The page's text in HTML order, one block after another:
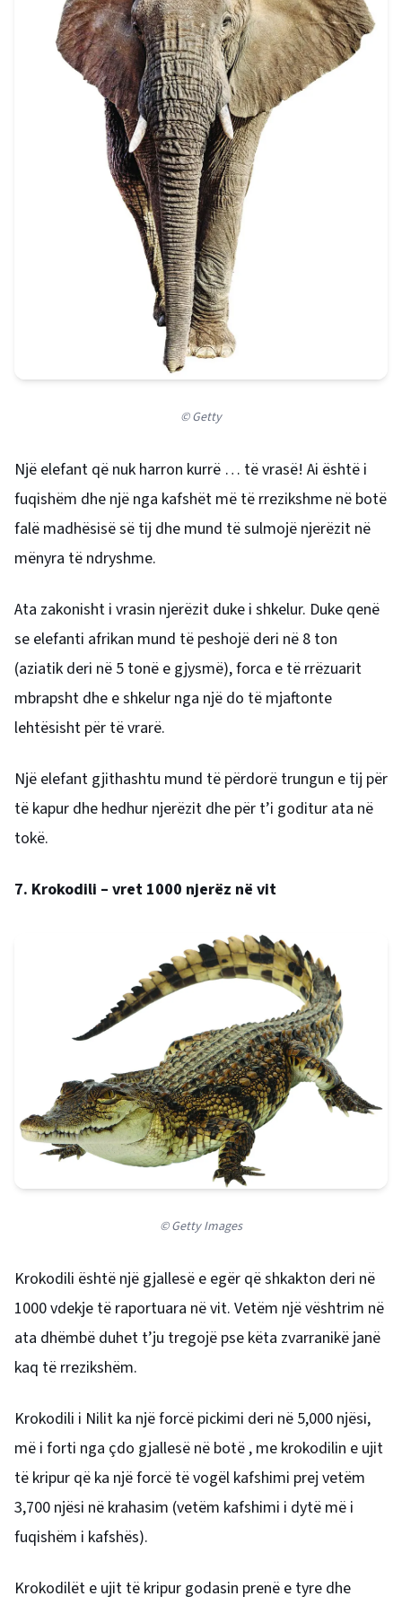
© Getty
Një elefant që nuk harron kurrë … të vrasë! Ai është i
fuqishëm dhe një nga kafshët më të rrezikshme në botë
falë madhësisë së tij dhe mund të sulmojë njerëzit në
mënyra të ndryshme.
Ata zakonisht i vrasin njerëzit duke i shkelur. Duke qenë
se elefanti afrikan mund të peshojë deri në 8 ton
(aziatik deri në 5 tonë e gjysmë), forca e të rrëzuarit
mbrapsht dhe e shkelur nga një do të mjaftonte
lehtësisht për të vrarë.
Një elefant gjithashtu mund të përdorë trungun e tij për
të kapur dhe hedhur njerëzit dhe për t’i goditur ata në
tokë.
7. Krokodili – vret 1000 njerëz në vit
© Getty Images
Krokodili është një gjallesë e egër që shkakton deri në
1000 vdekje të raportuara në vit. Vetëm një vështrim në
ata dhëmbë duhet t’ju tregojë pse këta zvarranikë janë
kaq të rrezikshëm.
Krokodili i Nilit ka një forcë pickimi deri në 5,000 njësi,
më i forti nga çdo gjallesë në botë , me krokodilin e ujit
të kripur që ka një forcë të vogël kafshimi prej vetëm
3,700 njësi në krahasim (vetëm kafshimi i dytë më i
fuqishëm i kafshës).
Krokodilët e ujit të kripur godasin prenë e tyre dhe